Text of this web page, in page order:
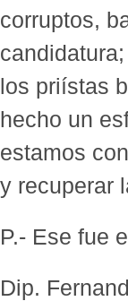
corruptos,
los priístas
hecho un
estamos
y recuperar
P.- Ese fue
Dip.